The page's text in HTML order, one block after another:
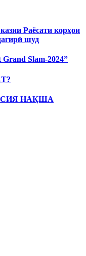
Раёсати корҳои
шуд
Slam-2024”
НАҚША